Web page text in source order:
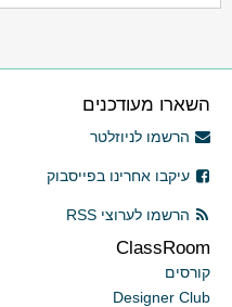
השארו מעודכנים
הרשמו לניוזלטר
עיקבו אחרינו בפייסבוק
הרשמו לערוצי RSS
ClassRoom
קורסים
Designer Club